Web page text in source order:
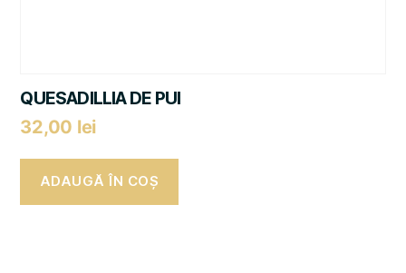
QUESADILLIA DE PUI
32,00 lei
ADAUGĂ ÎN COȘ